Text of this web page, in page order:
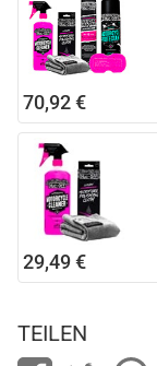
70,92 €
29,49 €
TEILEN